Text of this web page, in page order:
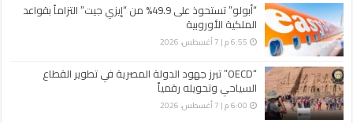
“أبولو” تستحوذ على 49.9% من “إيزي جيت” التزاماً بقواعد
الملكية الأوروبية
6:55 م | 7 أغسطس، 2026
“OECD” تبرز جهود الدولة المصرية في تطوير القطاع
السياحي وتحويله رقمياً
6:00 م | 7 أغسطس، 2026